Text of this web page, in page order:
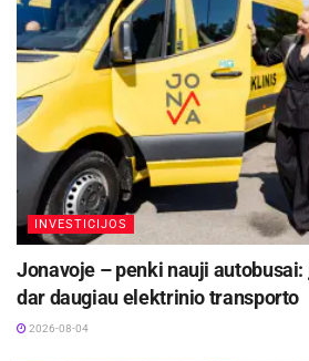
INVESTICIJOS
Jonavoje – penki nauji
dar daugiau elektrinio transporto
2026-08-04